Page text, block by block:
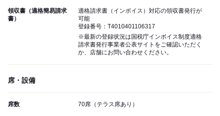
領収書（適格簡易請求
書）
適格請求書（インボイス）対応の領収書発行が
可能
登録番号：T4010401106317
※最新の登録状況は国税庁インボイス制度適格
請求書発行事業者公表サイトをご確認いただく
か、店舗にお問い合わせください。
席・設備
席数 70席（テラス席あり）